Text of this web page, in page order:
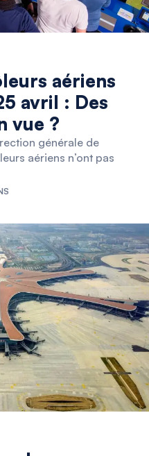
aériens
avril : Des
vue ?
générale de
aériens n’ont pas